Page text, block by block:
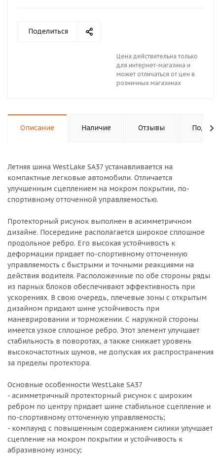
Поделиться
Цена действительна только
для интернет-магазина и
может отличаться от цен в
розничных магазинах
Описание Наличие Отзывы
Летняя шина WestLake SA37 устанавливается на
компактные легковые автомобили. Отличается
улучшенным сцеплением на мокром покрытии, по-
спортивному отточенной управляемостью.
Протекторный рисунок выполнен в асимметричном
дизайне. Посередине располагается широкое сплошное
продольное ребро. Его высокая устойчивость к
деформации придает по-спортивному отточенную
управляемость с быстрыми и точными реакциями на
действия водителя. Расположенные по обе стороны ряды
из парных блоков обеспечивают эффективность при
ускорениях. В свою очередь, плечевые зоны с открытым
дизайном придают шине устойчивость при
маневрировании и торможении. С наружной стороны
имеется узкое сплошное ребро. Этот элемент улучшает
стабильность в поворотах, а также снижает уровень
высокочастотных шумов, не допуская их распространения
за пределы протектора.
Основные особенности WestLake SA37
- асимметричный протекторный рисунок с широким
ребром по центру придает шине стабильное сцепление и
по-спортивному отточенную управляемость;
- компаунд с повышенным содержанием силики улучшает
сцепление на мокром покрытии и устойчивость к
абразивному износу;